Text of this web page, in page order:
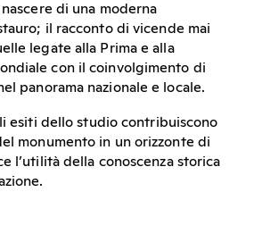
di una moderna
il racconto di vicende mai
legate alla Prima e alla
con il coinvolgimento di
panorama nazionale e locale.
esiti dello studio contribuiscono
monumento in un orizzonte di
l’utilità della conoscenza storica